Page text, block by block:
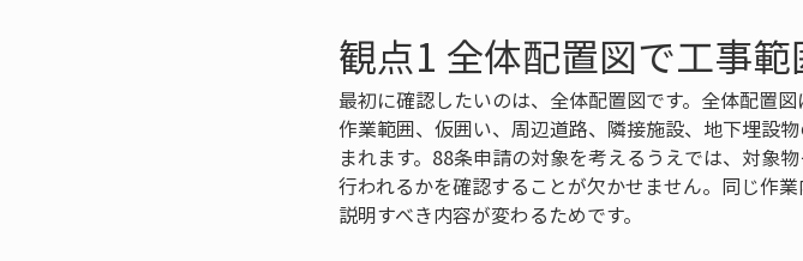
観点1 全体配置図で工事
最初に確認したいのは、全体配置図です。全体配置
作業範囲、仮囲い、周辺道路、隣接施設、地下埋設
まれます。88条申請の対象を考えるうえでは、対象
行われるかを確認することが欠かせません。同じ作
説明すべき内容が変わるためです。